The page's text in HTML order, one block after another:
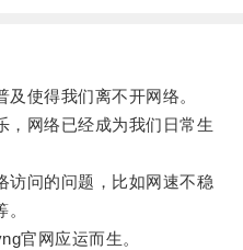
使得我们离不开网络。
网络已经成为我们日常生
问的问题，比如网速不稳
网应运而生。